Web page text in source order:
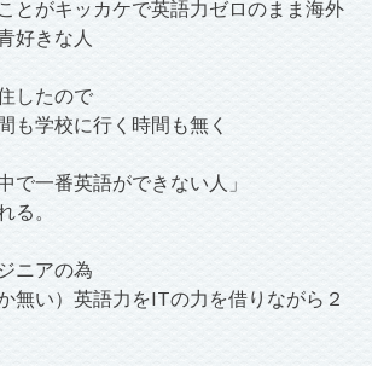
とがキッカケで英語力ゼロのまま海外
好きな人
したので
も学校に行く時間も無く
で一番英語ができない人」
る。
ニアの為
無い）英語力をITの力を借りながら２